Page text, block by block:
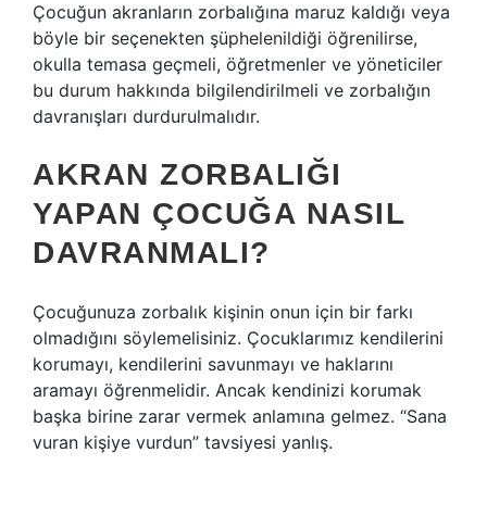
Çocuğun akranların zorbalığına maruz kaldığı veya
böyle bir seçenekten şüphelenildiği öğrenilirse,
okulla temasa geçmeli, öğretmenler ve yöneticiler
bu durum hakkında bilgilendirilmeli ve zorbalığın
davranışları durdurulmalıdır.
AKRAN ZORBALIĞI
YAPAN ÇOCUĞA NASIL
DAVRANMALI?
Çocuğunuza zorbalık kişinin onun için bir farkı
olmadığını söylemelisiniz. Çocuklarımız kendilerini
korumayı, kendilerini savunmayı ve haklarını
aramayı öğrenmelidir. Ancak kendinizi korumak
başka birine zarar vermek anlamına gelmez. “Sana
vuran kişiye vurdun” tavsiyesi yanlış.